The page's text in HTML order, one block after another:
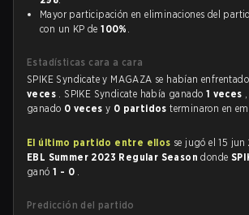
Mayor participación en eliminaciones del
con un KP de100% .
Estadísticas cara a cara
SPIKE Syndicate y MAGAZA se habían
veces . SPIKE Syndicate había ganado 1 veces
ganado 0 vecesy 0 partidosterminaron en
El último partido entre ellos se jugó el 15 jun
EBL Summer 2023 Regular Seasondonde
ganó 1 - 0 .
Predicción del partido